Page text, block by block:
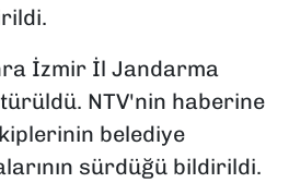
İzmir İl Jandarma
NTV'nin haberine
belediye
sürdüğü bildirildi.